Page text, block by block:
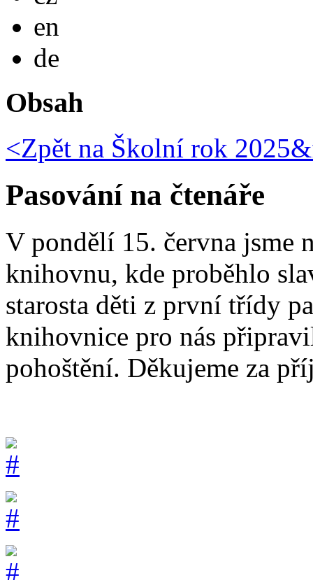
en
de
Obsah
<Zpět na Školní rok
Pasování na čtenáře
V pondělí 15. června jsme
knihovnu, kde proběhlo
starosta děti z první třídy
knihovnice pro nás
pohoštění. Děkujeme za